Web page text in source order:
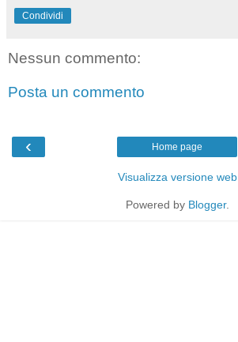
Condividi
Nessun commento:
Posta un commento
‹ Home page
Visualizza versione web
Powered by Blogger.